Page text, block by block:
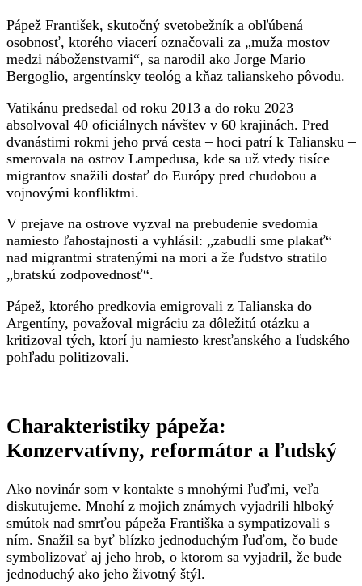
Pápež František, skutočný svetobežník a obľúbená
osobnosť, ktorého viacerí označovali za „muža mostov
medzi náboženstvami“, sa narodil ako Jorge Mario
Bergoglio, argentínsky teológ a kňaz talianskeho pôvodu.
Vatikánu predsedal od roku 2013 a do roku 2023
absolvoval 40 oficiálnych návštev v 60 krajinách. Pred
dvanástimi rokmi jeho prvá cesta – hoci patrí k Taliansku –
smerovala na ostrov Lampedusa, kde sa už vtedy tisíce
migrantov snažili dostať do Európy pred chudobou a
vojnovými konfliktmi.
V prejave na ostrove vyzval na prebudenie svedomia
namiesto ľahostajnosti a vyhlásil: „zabudli sme plakať“
nad migrantmi stratenými na mori a že ľudstvo stratilo
„bratskú zodpovednosť“.
Pápež, ktorého predkovia emigrovali z Talianska do
Argentíny, považoval migráciu za dôležitú otázku a
kritizoval tých, ktorí ju namiesto kresťanského a ľudského
pohľadu politizovali.
Charakteristiky pápeža:
Konzervatívny, reformátor a ľudský
Ako novinár som v kontakte s mnohými ľuďmi, veľa
diskutujeme. Mnohí z mojich známych vyjadrili hlboký
smútok nad smrťou pápeža Františka a sympatizovali s
ním. Snažil sa byť blízko jednoduchým ľuďom, čo bude
symbolizovať aj jeho hrob, o ktorom sa vyjadril, že bude
jednoduchý ako jeho životný štýl.